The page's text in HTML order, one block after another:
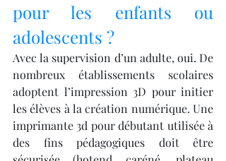
pour les enfants ou
adolescents ?
Avec la supervision d’un adulte, oui. De
nombreux établissements scolaires
adoptent l’impression 3D pour initier
les élèves à la création numérique. Une
imprimante 3d pour débutant utilisée à
des fins pédagogiques doit être